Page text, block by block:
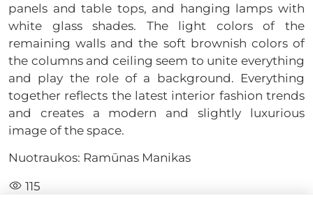
panels and table tops, and hanging lamps with
white glass shades. The light colors of the
remaining walls and the soft brownish colors of
the columns and ceiling seem to unite everything
and play the role of a background. Everything
together reflects the latest interior fashion trends
and creates a modern and slightly luxurious
image of the space.
Nuotraukos: Ramūnas Manikas
115